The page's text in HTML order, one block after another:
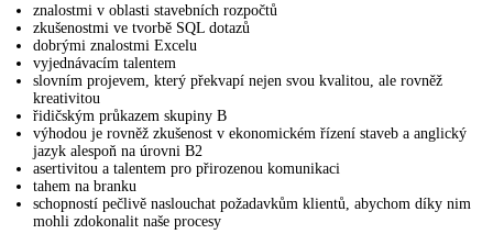
znalostmi v oblasti stavebních rozpočtů
zkušenostmi ve tvorbě SQL dotazů
dobrými znalostmi Excelu
vyjednávacím talentem
slovním projevem, který překvapí nejen svou kvalitou, ale rovněž
kreativitou
řidičským průkazem skupiny B
výhodou je rovněž zkušenost v ekonomickém řízení staveb a anglický
jazyk alespoň na úrovni B2
asertivitou a talentem pro přirozenou komunikaci
tahem na branku
schopností pečlivě naslouchat požadavkům klientů, abychom díky nim
mohli zdokonalit naše procesy